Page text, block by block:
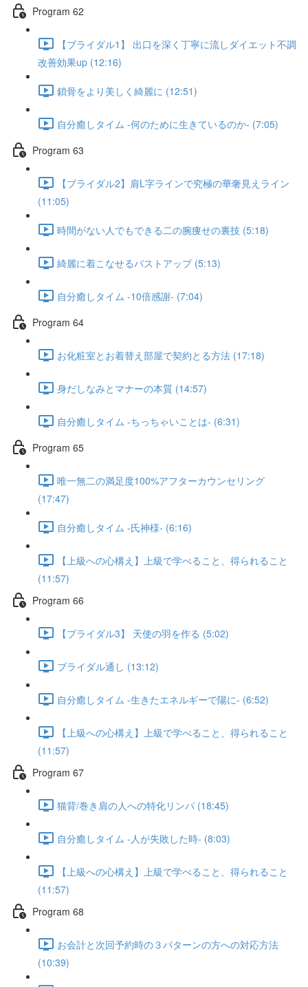
Program 62
【ブライダル1】 出口を深く丁寧に流しダイエット不調
改善効果up (12:16)
鎖骨をより美しく綺麗に (12:51)
自分癒しタイム -何のために生きているのか- (7:05)
Program 63
【ブライダル2】肩L字ラインで究極の華奢見えライン
(11:05)
時間がない人でもできる二の腕痩せの裏技 (5:18)
綺麗に着こなせるバストアップ (5:13)
自分癒しタイム -10倍感謝- (7:04)
Program 64
お化粧室とお着替え部屋で契約とる方法 (17:18)
身だしなみとマナーの本質 (14:57)
自分癒しタイム -ちっちゃいことは- (6:31)
Program 65
唯一無二の満足度100%アフターカウンセリング
(17:47)
自分癒しタイム -氏神様- (6:16)
【上級への心構え】上級で学べること、得られること
(11:57)
Program 66
【ブライダル3】 天使の羽を作る (5:02)
ブライダル通し (13:12)
自分癒しタイム -生きたエネルギーで陽に- (6:52)
【上級への心構え】上級で学べること、得られること
(11:57)
Program 67
猫背/巻き肩の人への特化リンパ (18:45)
自分癒しタイム -人が失敗した時- (8:03)
【上級への心構え】上級で学べること、得られること
(11:57)
Program 68
お会計と次回予約時の３パターンの方への対応方法
(10:39)